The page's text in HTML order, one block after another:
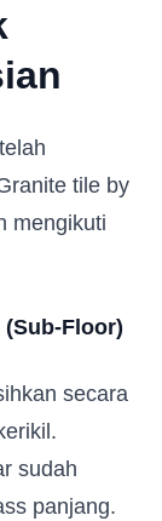
tile by
mengikuti
Floor)
secara
sudah
panjang.